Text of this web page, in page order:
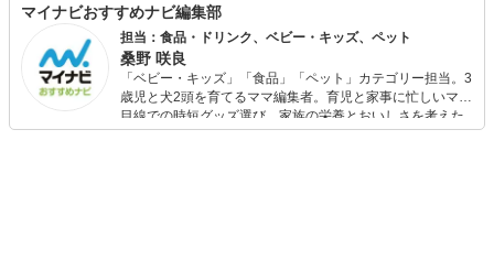
マイナビおすすめナビ編集部
担当：食品・ドリンク、ベビー・キッズ、ペット
桑野 咲良
「ベビー・キッズ」「食品」「ペット」カテゴリー担当。3
歳児と犬2頭を育てるママ編集者。育児と家事に忙しいママ
目線での時短グッズ選び、家族の栄養とおいしさを考えた
食品選び、束の間のリラックスタイムを楽しむためのスイ